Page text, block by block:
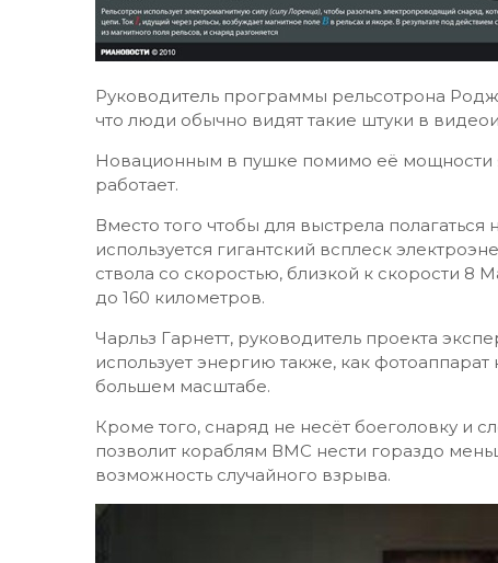
Руководитель программы рельсотрона
что люди обычно видят такие штуки в
Новационным в пушке помимо её мощности
работает.
Вместо того чтобы для выстрела
используется гигантский всплеск
ствола со скоростью, близкой к скорости 8
до 160 километров.
Чарльз Гарнетт, руководитель проекта
использует энергию также, как
большем масштабе.
Кроме того, снаряд не несёт боеголовку и
позволит кораблям ВМС нести гораздо
возможность случайного взрыва.